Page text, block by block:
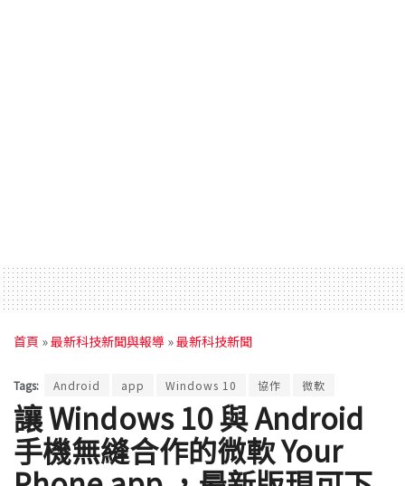
首頁 »最新科技新聞與報導 »最新科技新聞
Tags: Android app Windows 10 協作 微軟
讓 Windows 10 與 Android
手機無縫合作的微軟 Your